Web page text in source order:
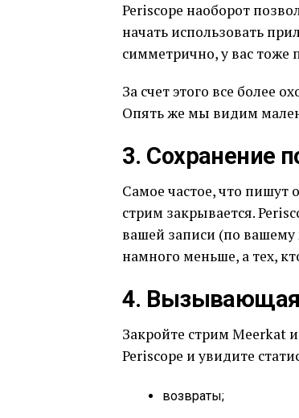
Periscope наоборот
начать использовать
симметрично, у вас тоже
За счет этого все более
Опять же мы видим
3. Сохранение
Самое частое, что пишут
стрим закрывается.
вашей записи (по
намного меньше, а тех,
4. Вызывающая
Закройте стрим Meerkat
Periscope и увидите
возвраты;